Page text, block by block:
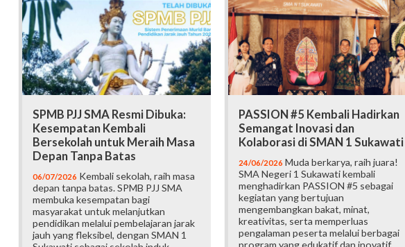
SPMB PJJ SMA Resmi Dibuka:
Kesempatan Kembali
Bersekolah untuk Meraih Masa
Depan Tanpa Batas
06/07/2026 Kembali sekolah, raih masa
depan tanpa batas. SPMB PJJ SMA
membuka kesempatan bagi
masyarakat untuk melanjutkan
pendidikan melalui pembelajaran jarak
jauh yang fleksibel, dengan SMAN 1
PASSION #5 Kembali Hadirkan
Semangat Inovasi dan
Kolaborasi di SMAN 1 Sukawati
24/06/2026 Muda berkarya, raih juara!
SMA Negeri 1 Sukawati kembali
menghadirkan PASSION #5 sebagai
kegiatan yang bertujuan
mengembangkan bakat, minat,
kreativitas, serta memperluas
pengalaman peserta melalui berbagai
program yang edukatif dan inovatif.